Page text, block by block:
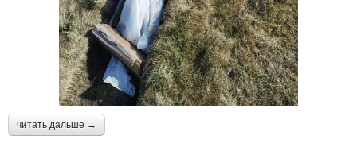
читать дальше →